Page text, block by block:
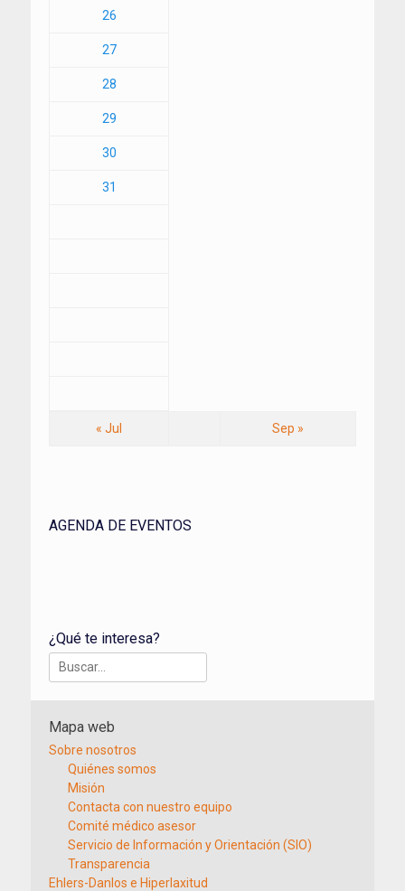
26
27
28
29
30
31
« Jul Sep »
AGENDA DE EVENTOS
¿Qué te interesa?
Buscar:
Mapa web
Sobre nosotros
Quiénes somos
Misión
Contacta con nuestro equipo
Comité médico asesor
Servicio de Información y Orientación (SIO)
Transparencia
Ehlers-Danlos e Hiperlaxitud